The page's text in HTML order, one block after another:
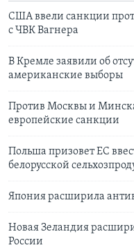
США ввели санкции
с ЧВК Вагнера
В Кремле заявили об
американские выборы
Против Москвы и
европейские санкции
Польша призовет ЕС
белорусской
Япония расширила
Новая Зеландия
России